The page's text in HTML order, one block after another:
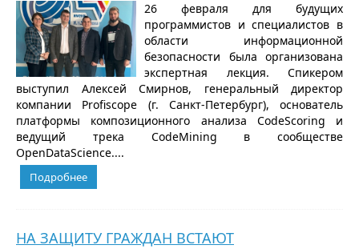
26 февраля для будущих
программистов и специалистов в
области информационной
безопасности была организована
экспертная лекция. Спикером
выступил Алексей Смирнов, генеральный директор
компании Profiscope (г. Санкт-Петербург), основатель
платформы композиционного анализа CodeScoring и
ведущий трека CodeMining в сообществе
OpenDataScience....
Подробнее
НА ЗАЩИТУ ГРАЖДАН ВСТАЮТ